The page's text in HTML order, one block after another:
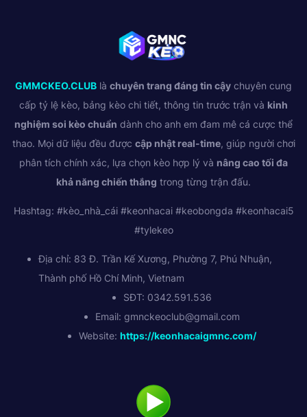
GMMCKEO.CLUB là chuyên trang đáng tin cậy chuyên cung
cấp tỷ lệ kèo, bảng kèo chi tiết, thông tin trước trận và kinh
nghiệm soi kèo chuẩn dành cho anh em đam mê cá cược thể
thao. Mọi dữ liệu đều được cập nhật real-time, giúp người chơi
phân tích chính xác, lựa chọn kèo hợp lý và nâng cao tối đa
khả năng chiến thắng trong từng trận đấu.
Hashtag: #kèo_nhà_cái #keonhacai #keobongda #keonhacai5
#tylekeo
Địa chỉ: 83 Đ. Trần Kế Xương, Phường 7, Phú Nhuận,
Thành phố Hồ Chí Minh, Vietnam
SĐT: 0342.591.536
Email: gmnckeoclub@gmail.com
Website: https://keonhacaigmnc.com/